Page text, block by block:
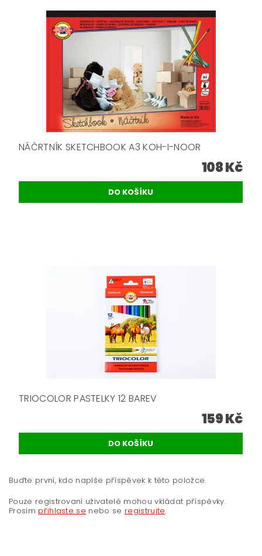
NÁČRTNÍK SKETCHBOOK A3 KOH-I-NOOR
108 Kč
TRIOCOLOR PASTELKY 12 BAREV
159 Kč
Buďte první, kdo napíše příspěvek k této položce.
Pouze registrovaní uživatelé mohou vkládat příspěvky.
Prosím přihlaste se nebo se registrujte.